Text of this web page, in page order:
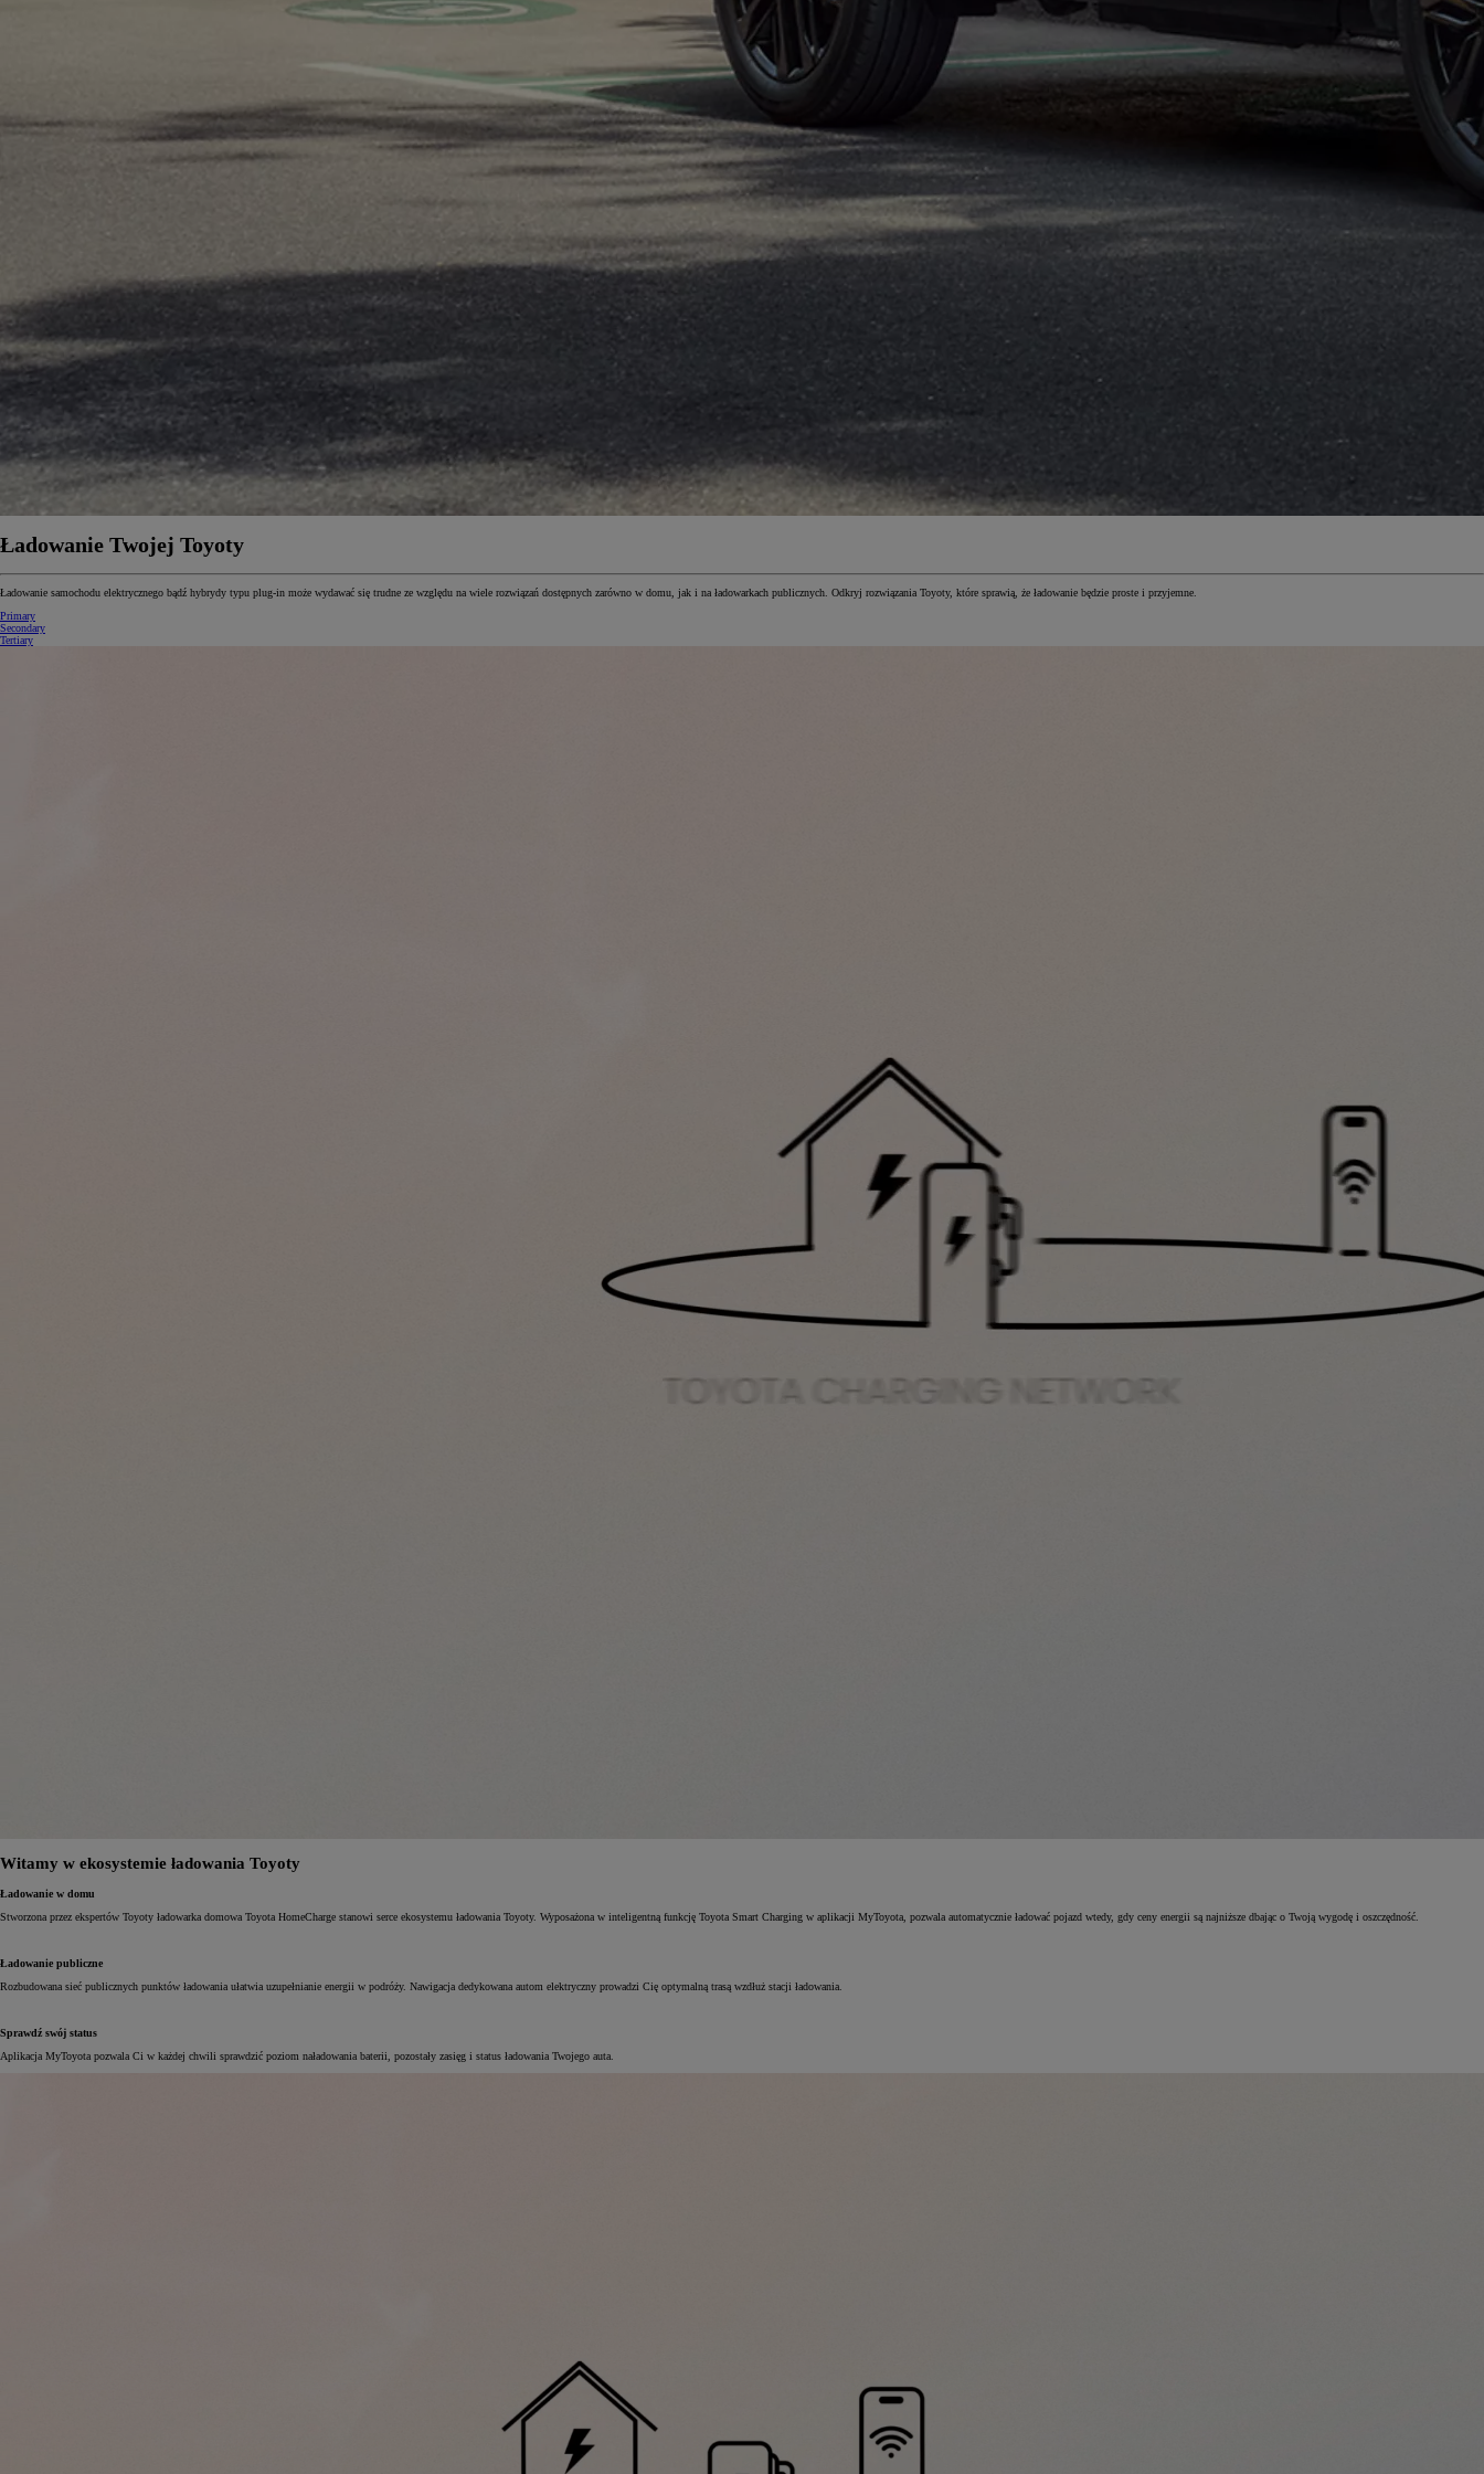
Od81 900 zł
Ładowanie Twojej Toyoty
Ładowanie samochodu elektrycznego bądź hybrydy typu plug-in może wydawać się trudne ze względu na wiele rozwiązań dostępnych zarówno w domu, jak i na ładowarkach publicznych. Odkryj rozwiązania Toyoty, które sprawią, że ładowanie będzie proste i przyjemne.
Primary
Secondary
Tertiary
Witamy w ekosystemie ładowania Toyoty
Ładowanie w domu
Stworzona przez ekspertów Toyoty ładowarka domowa Toyota HomeCharge stanowi serce ekosystemu ładowania Toyoty. Wyposażona w inteligentną funkcję Toyota Smart Charging w aplikacji MyToyota, pozwala automatycznie ładować pojazd wtedy, gdy ceny energii są najniższe dbając o Twoją wygodę i oszczędność.
Ładowanie publiczne
Rozbudowana sieć publicznych punktów ładowania ułatwia uzupełnianie energii w podróży. Nawigacja dedykowana autom elektryczny prowadzi Cię optymalną trasą wzdłuż stacji ładowania.
Sprawdź swój status
Aplikacja MyToyota pozwala Ci w każdej chwili sprawdzić poziom naładowania baterii, pozostały zasięg i status ładowania Twojego auta.